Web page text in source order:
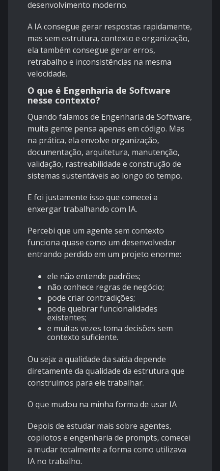
desenvolvimento moderno.
A IA consegue gerar respostas rapidamente,
mas sem estrutura, contexto e organização,
ela também consegue gerar erros,
retrabalho e inconsistências na mesma
velocidade.
O que é Engenharia de Software
nesse contexto?
Quando falamos de Engenharia de Software,
muita gente pensa apenas em código. Mas
na prática, ela envolve organização,
documentação, arquitetura, manutenção,
validação, rastreabilidade e construção de
sistemas sustentáveis ao longo do tempo.
E foi justamente isso que comecei a
enxergar trabalhando com IA.
Percebi que um agente sem contexto
funciona quase como um desenvolvedor
entrando perdido em um projeto enorme:
ele não entende padrões;
não conhece regras de negócio;
pode criar contradições;
pode quebrar funcionalidades
existentes;
e muitas vezes toma decisões sem
contexto suficiente.
Ou seja: a qualidade da saída depende
diretamente da qualidade da estrutura que
construímos para ele trabalhar.
O que mudou na minha forma de usar IA
Depois de estudar mais sobre agentes,
copilotos e engenharia de prompts, comecei
a mudar totalmente a forma como utilizava
IA no trabalho.